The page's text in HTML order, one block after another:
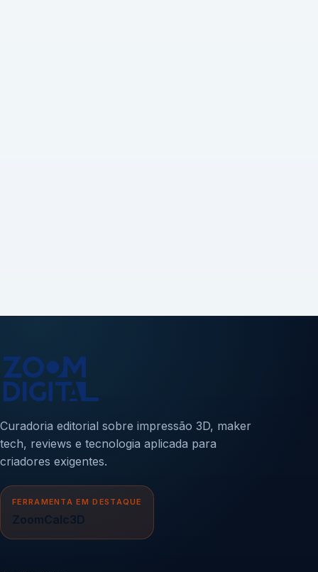
Curadoria editorial sobre impressão 3D, maker
tech, reviews e tecnologia aplicada para
criadores exigentes.
FERRAMENTA EM DESTAQUE
ZoomCalc3D